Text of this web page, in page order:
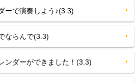
で演奏しよう♪(3.3)
らんで(3.3)
ダーができました！(3.3)